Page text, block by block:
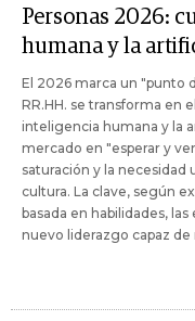
Personas 2026:
humana y la
El 2026 marca un "punto
RR.HH. se transforma en
inteligencia humana y la
mercado en "esperar y
saturación y la
cultura. La clave, según
basada en habilidades,
nuevo liderazgo capaz